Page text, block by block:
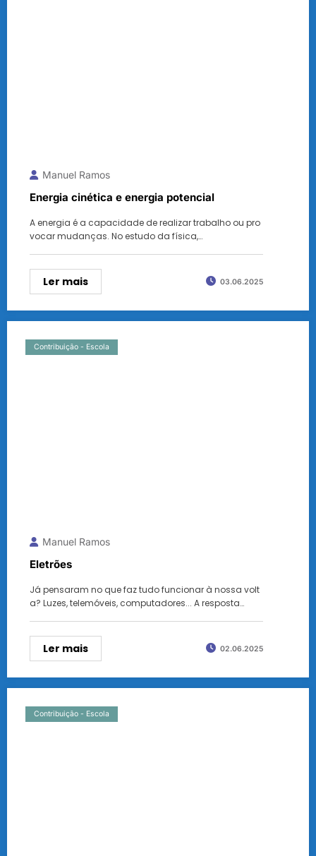
Manuel Ramos
Energia cinética e energia potencial
A energia é a capacidade de realizar trabalho ou pro
vocar mudanças. No estudo da física,…
Ler mais 03.06.2025
Contribuição - Escola
Manuel Ramos
Eletrões
Já pensaram no que faz tudo funcionar à nossa volt
a? Luzes, telemóveis, computadores... A resposta…
Ler mais 02.06.2025
Contribuição - Escola